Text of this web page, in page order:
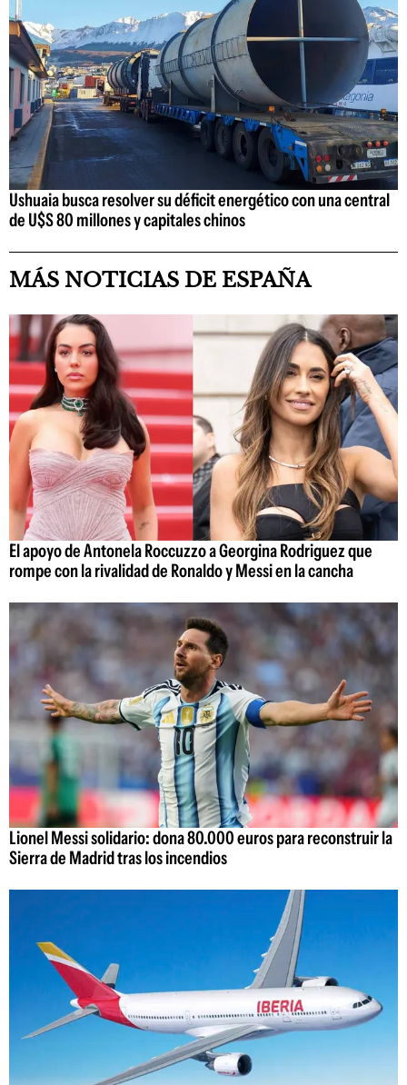
Ushuaia busca resolver su déficit energético con una central
de U$S 80 millones y capitales chinos
MÁS NOTICIAS DE ESPAÑA
El apoyo de Antonela Roccuzzo a Georgina Rodriguez que
rompe con la rivalidad de Ronaldo y Messi en la cancha
Lionel Messi solidario: dona 80.000 euros para reconstruir la
Sierra de Madrid tras los incendios